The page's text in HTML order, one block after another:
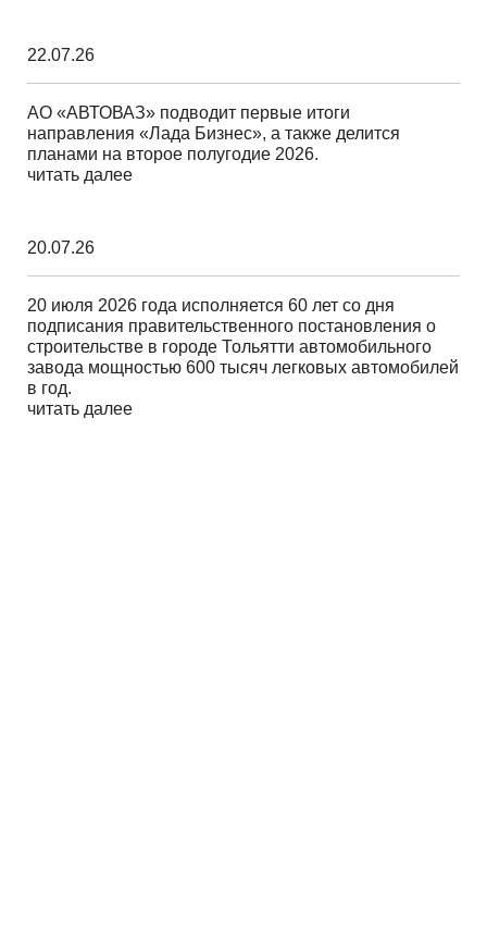
22.07.26
АО «АВТОВАЗ» подводит первые итоги
направления «Лада Бизнес», а также делится
планами на второе полугодие 2026.
читать далее
20.07.26
20 июля 2026 года исполняется 60 лет со дня
подписания правительственного постановления о
строительстве в городе Тольятти автомобильного
завода мощностью 600 тысяч легковых автомобилей
в год.
читать далее